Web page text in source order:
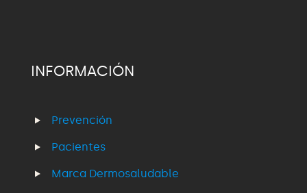
INFORMACIÓN
Prevención
Pacientes
Marca Dermosaludable